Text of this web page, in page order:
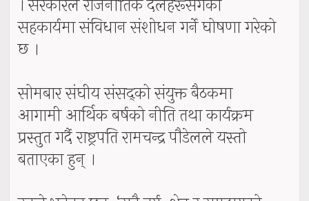
। सरकारले राजनीतिक दलहरूसँगको
सहकार्यमा संविधान संशोधन गर्ने घोषणा गरेको
छ ।
सोमबार संघीय संसद्को संयुक्त बैठकमा
आगामी आर्थिक बर्षको नीति तथा कार्यक्रम
प्रस्तुत गर्दै राष्ट्रपति रामचन्द्र पौडेलले यस्तो
बताएका हुन् ।